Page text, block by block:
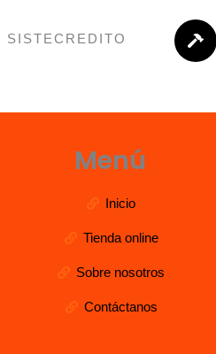
SISTECREDITO
Menú
Inicio
Tienda online
Sobre nosotros
Contáctanos